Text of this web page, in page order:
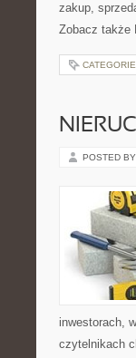
zakup,
Zobacz także
POSTED
inwestorach,
czytelnikach